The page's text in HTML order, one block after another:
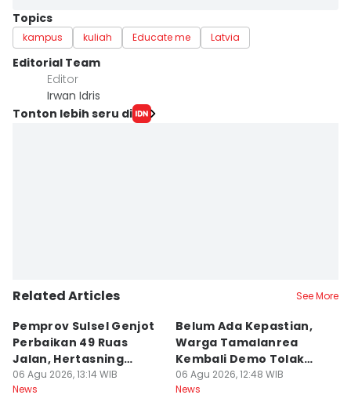
Topics
kampus kuliah Educate me Latvia
Editorial Team
Editor
Irwan Idris
Tonton lebih seru di
Related Articles See More
Pemprov Sulsel Genjot
Perbaikan 49 Ruas
Jalan, Hertasning
Sudah 90%
06 Agu 2026, 13:14 WIB
News
Belum Ada Kepastian,
Warga Tamalanrea
Kembali Demo Tolak
Lokasi PSEL
06 Agu 2026, 12:48 WIB
News